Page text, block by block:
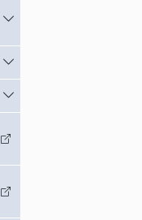
Vaihda alasvetovalikkoa
Vaihda alasvetovalikkoa
Vaihda alasvetovalikkoa